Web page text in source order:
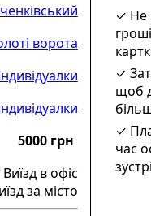
ворота
5000 грн
Виїзд в офіс
за місто
Не
щоб
час